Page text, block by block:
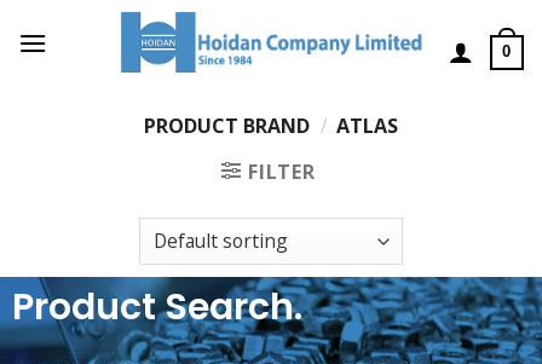
0
PRODUCT BRAND / ATLAS
FILTER
Product Search.